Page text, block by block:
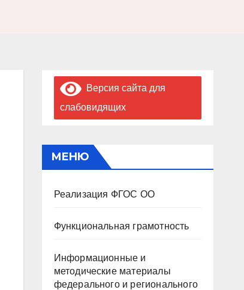
Версия сайта для
слабовидящих
МЕНЮ
Реализация ФГОС ОО
Функциональная грамотность
Информационные и
методические материалы
федерального и регионального